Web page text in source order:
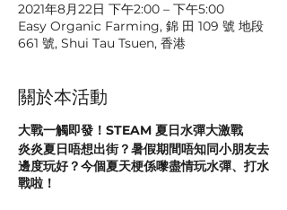
2021年8月22日 下午2:00 – 下午5:00
Easy Organic Farming, 錦 田 109 號 地段
661 號, Shui Tau Tsuen, 香港
關於本活動
大戰一觸即發！STEAM 夏日水彈大激戰
炎炎夏日唔想出街？暑假期間唔知同小朋友去
邊度玩好？今個夏天梗係嚟盡情玩水彈、打水
戰啦！